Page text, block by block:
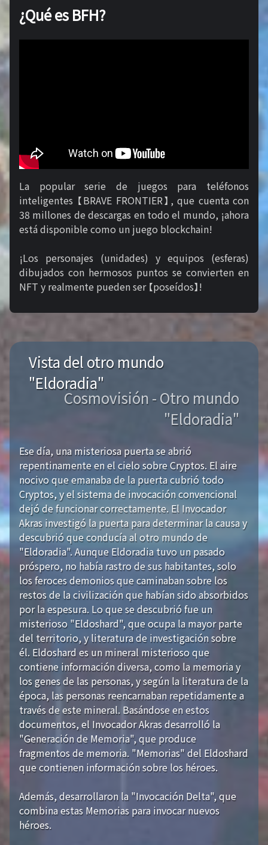
¿Qué es BFH?
La popular serie de juegos para teléfonos
inteligentes 【BRAVE FRONTIER】, que cuenta con
38 millones de descargas en todo el mundo, ¡ahora
está disponible como un juego blockchain!
¡Los personajes (unidades) y equipos (esferas)
dibujados con hermosos puntos se convierten en
NFT y realmente pueden ser 【poseídos】!
Vista del otro mundo
"Eldoradia"
Cosmovisión - Otro mundo
"Eldoradia"
Ese día, una misteriosa puerta se abrió
repentinamente en el cielo sobre Cryptos. El aire
nocivo que emanaba de la puerta cubrió todo
Cryptos, y el sistema de invocación convencional
dejó de funcionar correctamente. El Invocador
Akras investigó la puerta para determinar la causa y
descubrió que conducía al otro mundo de
"Eldoradia". Aunque Eldoradia tuvo un pasado
próspero, no había rastro de sus habitantes, solo
los feroces demonios que caminaban sobre los
restos de la civilización que habían sido absorbidos
por la espesura. Lo que se descubrió fue un
misterioso "Eldoshard", que ocupa la mayor parte
del territorio, y literatura de investigación sobre
él. Eldoshard es un mineral misterioso que
contiene información diversa, como la memoria y
los genes de las personas, y según la literatura de la
época, las personas reencarnaban repetidamente a
través de este mineral. Basándose en estos
documentos, el Invocador Akras desarrolló la
"Generación de Memoria", que produce
fragmentos de memoria. "Memorias" del Eldoshard
que contienen información sobre los héroes.
Además, desarrollaron la "Invocación Delta", que
combina estas Memorias para invocar nuevos
héroes.